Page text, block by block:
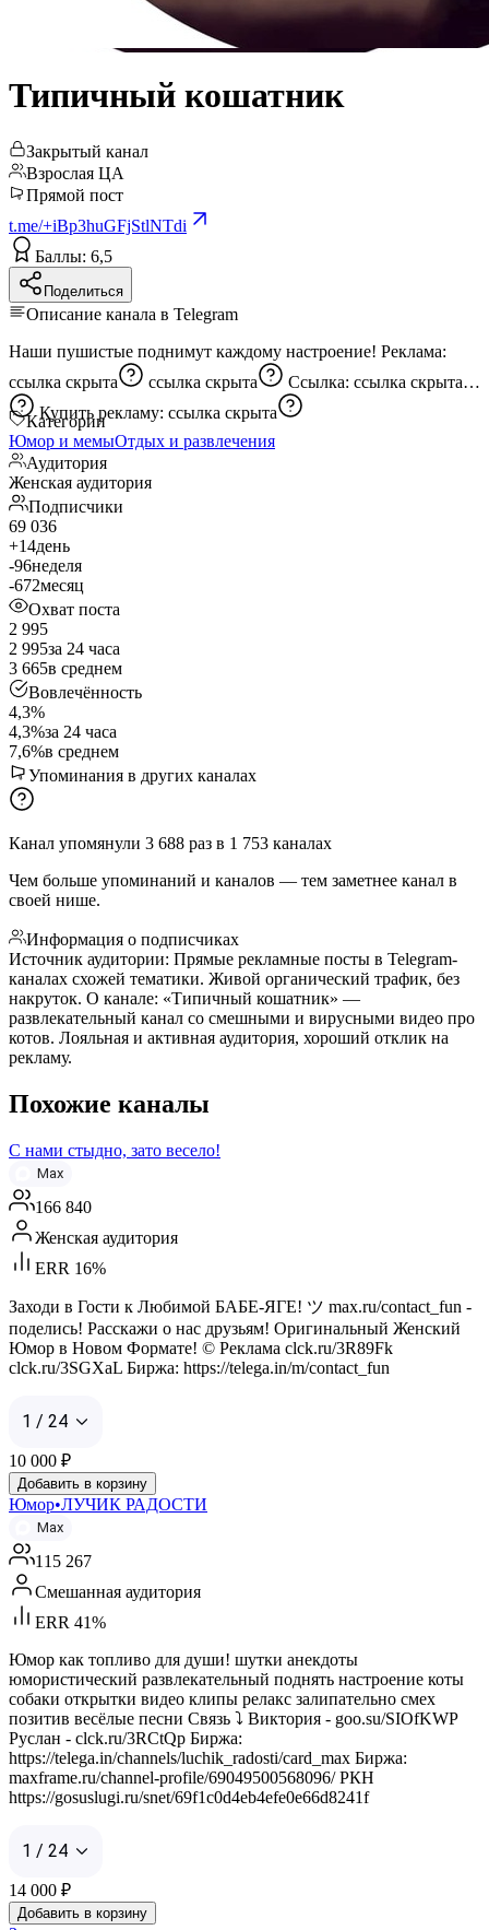
Типичный кошатник
Закрытый канал
Взрослая ЦА
Прямой пост
t.me/+iBp3huGFjStlNTdi
Баллы: 6,5
Поделиться
Описание канала в Telegram
Наши пушистые поднимут каждому настроение! Реклама:
ссылка скрыта
ссылка скрыта Ссылка: ссылка скрыта
Купить рекламу: ссылка скрыта
Категории
Юмор и мемыОтдых и развлечения
Аудитория
Женская аудитория
Подписчики
69 036
+14день
-96неделя
-672месяц
Охват поста
2 995
2 995за 24 часа
3 665в среднем
Вовлечённость
4,3%
4,3%за 24 часа
7,6%в среднем
Упоминания в других каналах
Канал упомянули 3 688 раз в 1 753 каналах
Чем больше упоминаний и каналов — тем заметнее канал в
своей нише.
Информация о подписчиках
Источник аудитории: Прямые рекламные посты в Telegram-
каналах схожей тематики. Живой органический трафик, без
накруток. О канале: «Типичный кошатник» —
развлекательный канал со смешными и вирусными видео про
котов. Лояльная и активная аудитория, хороший отклик на
рекламу.
Похожие каналы
С нами стыдно, зато весело!
Max
166 840
Женская аудитория
ERR 16%
Заходи в Гости к Любимой БАБЕ-ЯГЕ! ツ max.ru/contact_fun -
поделись! Расскажи о нас друзьям! Оригинальный Женский
Юмор в Новом Формате! © Реклама clck.ru/3R89Fk
clck.ru/3SGXaL Биржа: https://telega.in/m/contact_fun
1 / 24
10 000 ₽
Добавить в корзину
Юмор•ЛУЧИК РАДОСТИ
Max
115 267
Смешанная аудитория
ERR 41%
Юмор как топливо для души! шутки анекдоты
юмористический развлекательный поднять настроение коты
собаки открытки видео клипы релакс залипательно смех
позитив весёлые песни Связь ⤵️ Виктория - goo.su/SIOfKWP
Руслан - clck.ru/3RCtQp Биржа:
https://telega.in/channels/luchik_radosti/card_max Биржа:
maxframe.ru/channel-profile/69049500568096/ РКН
https://gosuslugi.ru/snet/69f1c0d4eb4efe0e66d8241f
1 / 24
14 000 ₽
Добавить в корзину